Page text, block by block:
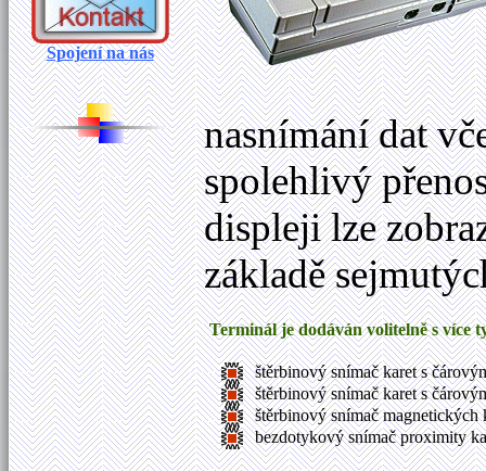
Spojení na nás
nasnímání dat
spolehlivý
displeji lze
základě
Terminál je dodáván volitelně s více
štěrbinový snímač karet s
štěrbinový snímač karet s
štěrbinový snímač magnetických
bezdotykový snímač proximity